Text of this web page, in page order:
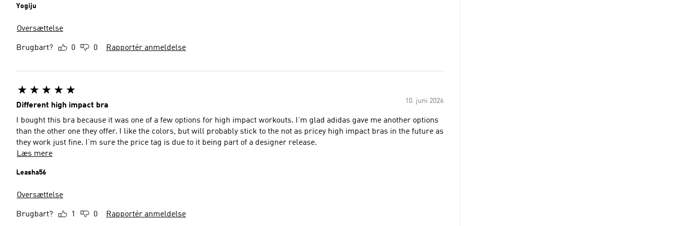
Yogiju
Oversættelse
Brugbart? 0 0 Rapportér anmeldelse
10. juni 2026
Different high impact bra
I bought this bra because it was one of a few options for high impact workouts. I’m glad adidas gave me another options
than the other one they offer. I like the colors, but will probably stick to the not as pricey high impact bras in the future as
they work just fine. I’m sure the price tag is due to it being part of a designer release.
Læs mere
Leasha56
Oversættelse
Brugbart? 1 0 Rapportér anmeldelse